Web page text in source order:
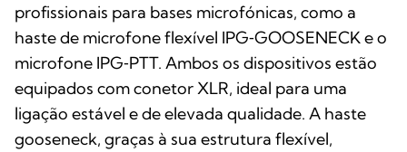
profissionais para bases microfónicas, como a
haste de microfone flexível IPG‑GOOSENECK e o
microfone IPG‑PTT. Ambos os dispositivos estão
equipados com conetor XLR, ideal para uma
ligação estável e de elevada qualidade. A haste
gooseneck, graças à sua estrutura flexível,